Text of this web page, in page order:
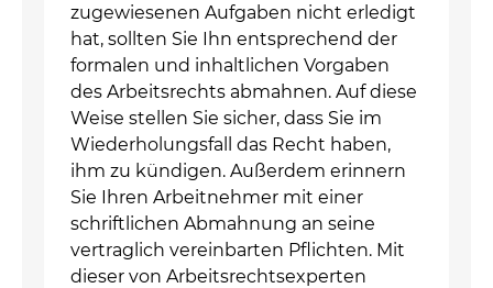
zugewiesenen Aufgaben nicht erledigt
hat, sollten Sie Ihn entsprechend der
formalen und inhaltlichen Vorgaben
des Arbeitsrechts abmahnen. Auf diese
Weise stellen Sie sicher, dass Sie im
Wiederholungsfall das Recht haben,
ihm zu kündigen. Außerdem erinnern
Sie Ihren Arbeitnehmer mit einer
schriftlichen Abmahnung an seine
vertraglich vereinbarten Pflichten. Mit
dieser von Arbeitsrechtsexperten